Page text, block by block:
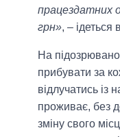
працездатних
грн», – ідеться
На
прибувати за
відлучатись із
проживає, без
зміну свого